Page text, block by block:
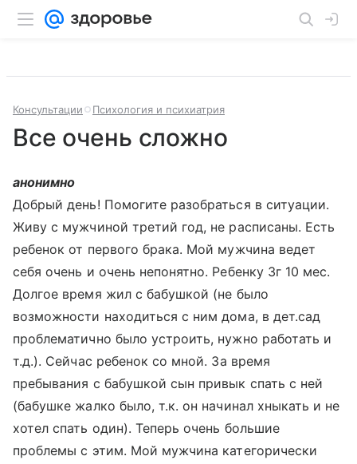
Консультации Психология и психиатрия
Все очень сложно
анонимно
Добрый день! Помогите разобраться в ситуации.
Живу с мужчиной третий год, не расписаны. Есть
ребенок от первого брака. Мой мужчина ведет
себя очень и очень непонятно. Ребенку 3г 10 мес.
Долгое время жил с бабушкой (не было
возможности находиться с ним дома, в дет.сад
проблематично было устроить, нужно работать и
т.д.). Сейчас ребенок со мной. За время
пребывания с бабушкой сын привык спать с ней
(бабушке жалко было, т.к. он начинал хныкать и не
хотел спать один). Теперь очень большие
проблемы с этим. Мой мужчина категорически